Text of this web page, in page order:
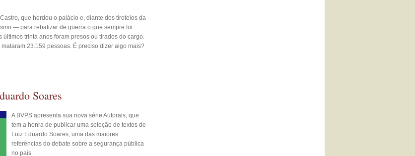
que herdou o palácio e, diante dos tiroteios da
— para rebatizar de guerra o que sempre foi
trinta anos foram presos ou tirados do cargo.
23.159 pessoas. É preciso dizer algo mais?
Soares
A BVPS apresenta sua nova série Autorais, que
tem a honra de publicar uma seleção de textos de
Luiz Eduardo Soares, uma das maiores
referências do debate sobre a segurança pública
no país.